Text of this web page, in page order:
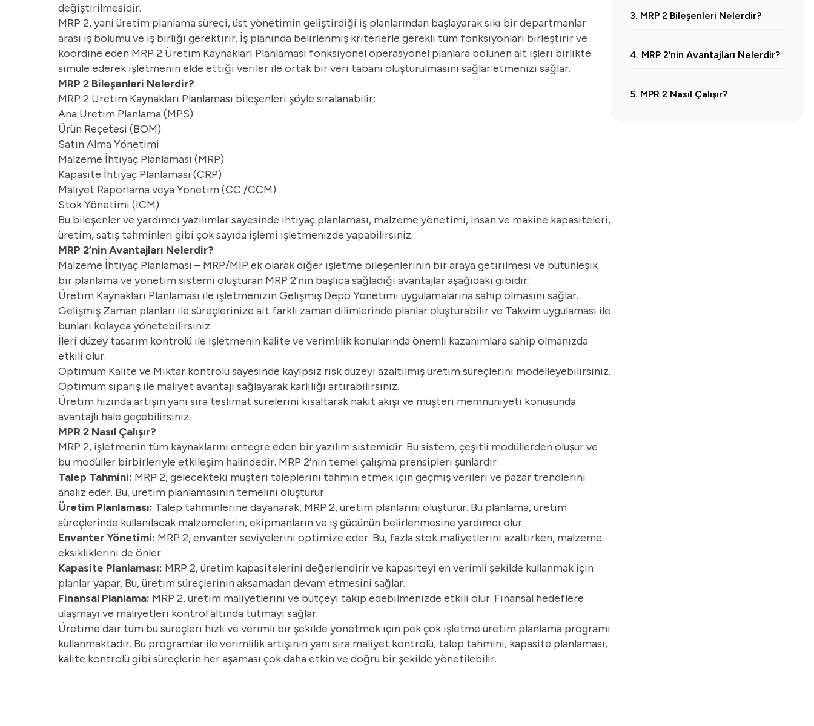
değiştirilmesidir.
MRP 2, yani üretim planlama süreci, üst yönetimin geliştirdiği iş planlarından başlayarak sıkı bir departmanlar
arası iş bölümü ve iş birliği gerektirir. İş planında belirlenmiş kriterlerle gerekli tüm fonksiyonları birleştirir ve
koordine eden MRP 2 Üretim Kaynakları Planlaması fonksiyonel operasyonel planlara bölünen alt işleri birlikte
simüle ederek işletmenin elde ettiği veriler ile ortak bir veri tabanı oluşturulmasını sağlar etmenizi sağlar.
MRP 2 Bileşenleri Nelerdir?
MRP 2 Üretim Kaynakları Planlaması bileşenleri şöyle sıralanabilir:
Ana Üretim Planlama (MPS)
Ürün Reçetesi (BOM)
Satın Alma Yönetimi
Malzeme İhtiyaç Planlaması (MRP)
Kapasite İhtiyaç Planlaması (CRP)
Maliyet Raporlama veya Yönetim (CC /CCM)
Stok Yönetimi (ICM)
Bu bileşenler ve yardımcı yazılımlar sayesinde ihtiyaç planlaması, malzeme yönetimi, insan ve makine kapasiteleri,
üretim, satış tahminleri gibi çok sayıda işlemi işletmenizde yapabilirsiniz.
MRP 2’nin Avantajları Nelerdir?
Malzeme İhtiyaç Planlaması – MRP/MİP ek olarak diğer işletme bileşenlerinin bir araya getirilmesi ve bütünleşik
bir planlama ve yönetim sistemi oluşturan MRP 2’nin başlıca sağladığı avantajlar aşağıdaki gibidir:
Üretim Kaynakları Planlaması ile işletmenizin Gelişmiş Depo Yönetimi uygulamalarına sahip olmasını sağlar.
Gelişmiş Zaman planları ile süreçlerinize ait farklı zaman dilimlerinde planlar oluşturabilir ve Takvim uygulaması ile
bunları kolayca yönetebilirsiniz.
İleri düzey tasarım kontrolü ile işletmenin kalite ve verimlilik konularında önemli kazanımlara sahip olmanızda
etkili olur.
Optimum Kalite ve Miktar kontrolü sayesinde kayıpsız risk düzeyi azaltılmış üretim süreçlerini modelleyebilirsiniz.
Optimum sipariş ile maliyet avantajı sağlayarak karlılığı artırabilirsiniz.
Üretim hızında artışın yanı sıra teslimat sürelerini kısaltarak nakit akışı ve müşteri memnuniyeti konusunda
avantajlı hale geçebilirsiniz.
MPR 2 Nasıl Çalışır?
MRP 2, işletmenin tüm kaynaklarını entegre eden bir yazılım sistemidir. Bu sistem, çeşitli modüllerden oluşur ve
bu modüller birbirleriyle etkileşim halindedir. MRP 2’nin temel çalışma prensipleri şunlardır:
Talep Tahmini: MRP 2, gelecekteki müşteri taleplerini tahmin etmek için geçmiş verileri ve pazar trendlerini
analiz eder. Bu, üretim planlamasının temelini oluşturur.
Üretim Planlaması: Talep tahminlerine dayanarak, MRP 2, üretim planlarını oluşturur. Bu planlama, üretim
süreçlerinde kullanılacak malzemelerin, ekipmanların ve iş gücünün belirlenmesine yardımcı olur.
Envanter Yönetimi: MRP 2, envanter seviyelerini optimize eder. Bu, fazla stok maliyetlerini azaltırken, malzeme
eksikliklerini de önler.
Kapasite Planlaması: MRP 2, üretim kapasitelerini değerlendirir ve kapasiteyi en verimli şekilde kullanmak için
planlar yapar. Bu, üretim süreçlerinin aksamadan devam etmesini sağlar.
Finansal Planlama: MRP 2, üretim maliyetlerini ve bütçeyi takip edebilmenizde etkili olur. Finansal hedeflere
ulaşmayı ve maliyetleri kontrol altında tutmayı sağlar.
Üretime dair tüm bu süreçleri hızlı ve verimli bir şekilde yönetmek için pek çok işletme üretim planlama programı
kullanmaktadır. Bu programlar ile verimlilik artışının yanı sıra maliyet kontrolü, talep tahmini, kapasite planlaması,
kalite kontrolü gibi süreçlerin her aşaması çok daha etkin ve doğru bir şekilde yönetilebilir.
3. MRP 2 Bileşenleri Nelerdir?
4. MRP 2’nin Avantajları Nelerdir?
5. MPR 2 Nasıl Çalışır?